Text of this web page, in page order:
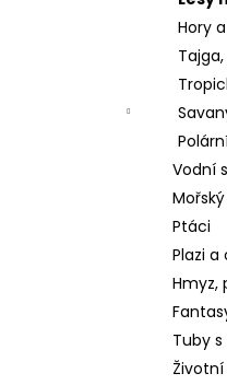
Hory
Vodní
Ptáci
Plazi a
Hmyz,
Tuby
606 Kč